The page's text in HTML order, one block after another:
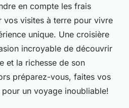
en compte les frais
vos visites à terre pour vivre
unique. Une croisière
incroyable de découvrir
et la richesse de son
préparez-vous, faites vos
un voyage inoubliable!